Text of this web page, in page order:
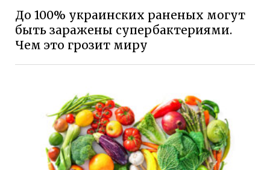
До 100% украинских раненых могут
быть заражены супербактериями.
Чем это грозит миру